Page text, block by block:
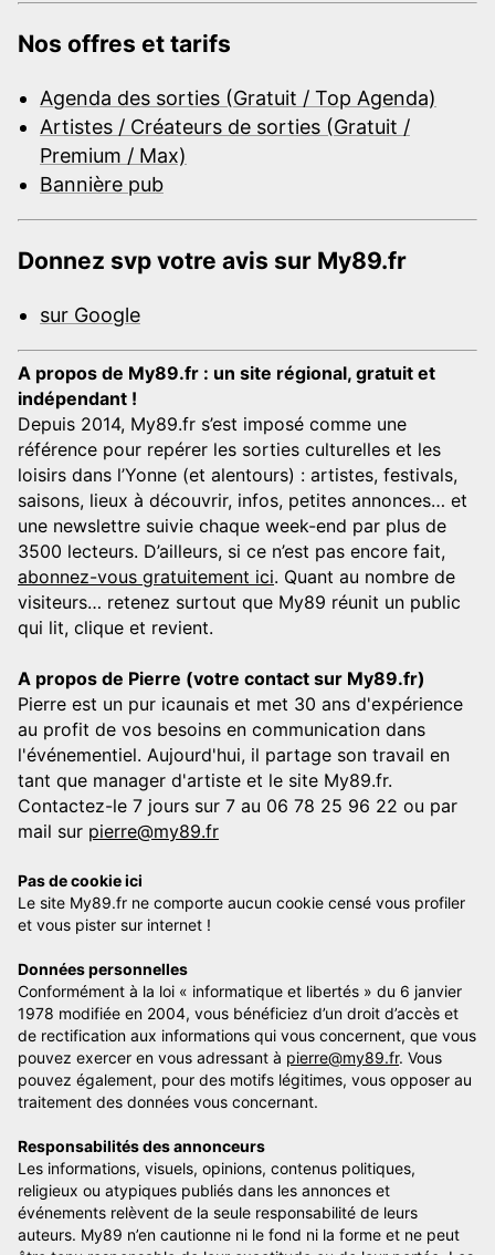
Nos offres et tarifs
Agenda des sorties (Gratuit / Top Agenda)
Artistes / Créateurs de sorties (Gratuit /
Premium / Max)
Bannière pub
Donnez svp votre avis sur My89.fr
sur Google
A propos de My89.fr : un site régional, gratuit et
indépendant !
Depuis 2014, My89.fr s’est imposé comme une
référence pour repérer les sorties culturelles et les
loisirs dans l’Yonne (et alentours) : artistes, festivals,
saisons, lieux à découvrir, infos, petites annonces… et
une newslettre suivie chaque week-end par plus de
3500 lecteurs. D’ailleurs, si ce n’est pas encore fait,
abonnez-vous gratuitement ici. Quant au nombre de
visiteurs… retenez surtout que My89 réunit un public
qui lit, clique et revient.
A propos de Pierre (votre contact sur My89.fr)
Pierre est un pur icaunais et met 30 ans d'expérience
au profit de vos besoins en communication dans
l'événementiel. Aujourd'hui, il partage son travail en
tant que manager d'artiste et le site My89.fr.
Contactez-le 7 jours sur 7 au 06 78 25 96 22 ou par
mail sur pierre@my89.fr
Pas de cookie ici
Le site My89.fr ne comporte aucun cookie censé vous profiler
et vous pister sur internet !
Données personnelles
Conformément à la loi « informatique et libertés » du 6 janvier
1978 modifiée en 2004, vous bénéficiez d’un droit d’accès et
de rectification aux informations qui vous concernent, que vous
pouvez exercer en vous adressant à pierre@my89.fr. Vous
pouvez également, pour des motifs légitimes, vous opposer au
traitement des données vous concernant.
Responsabilités des annonceurs
Les informations, visuels, opinions, contenus politiques,
religieux ou atypiques publiés dans les annonces et
événements relèvent de la seule responsabilité de leurs
auteurs. My89 n’en cautionne ni le fond ni la forme et ne peut